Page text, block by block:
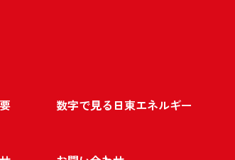
数字で見る日東エネルギー